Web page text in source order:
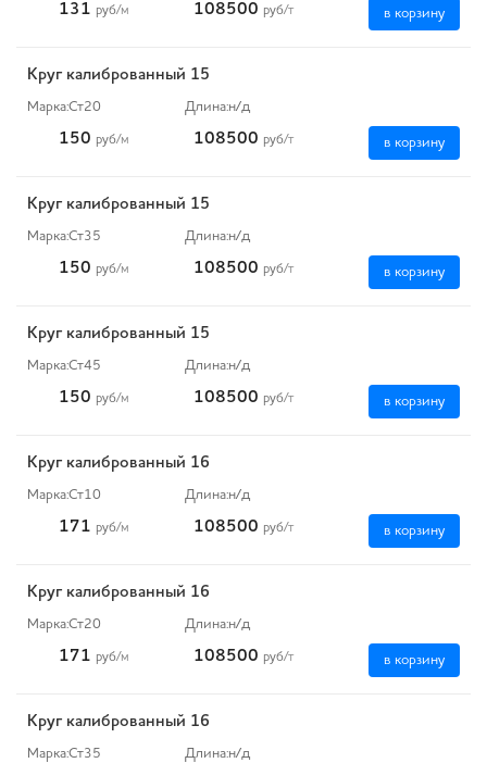
131 руб/м 108500 руб/т в корзину
Круг калиброванный 15
Марка:Ст20 Длина:н/д
150 руб/м 108500 руб/т в корзину
Круг калиброванный 15
Марка:Ст35 Длина:н/д
150 руб/м 108500 руб/т в корзину
Круг калиброванный 15
Марка:Ст45 Длина:н/д
150 руб/м 108500 руб/т в корзину
Круг калиброванный 16
Марка:Ст10 Длина:н/д
171 руб/м 108500 руб/т в корзину
Круг калиброванный 16
Марка:Ст20 Длина:н/д
171 руб/м 108500 руб/т в корзину
Круг калиброванный 16
Марка:Ст35 Длина:н/д